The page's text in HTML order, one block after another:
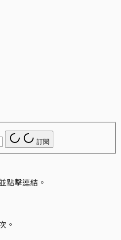
訂閱
點擊連結。
。